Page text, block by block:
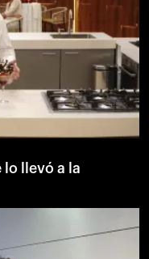
lo llevó a la